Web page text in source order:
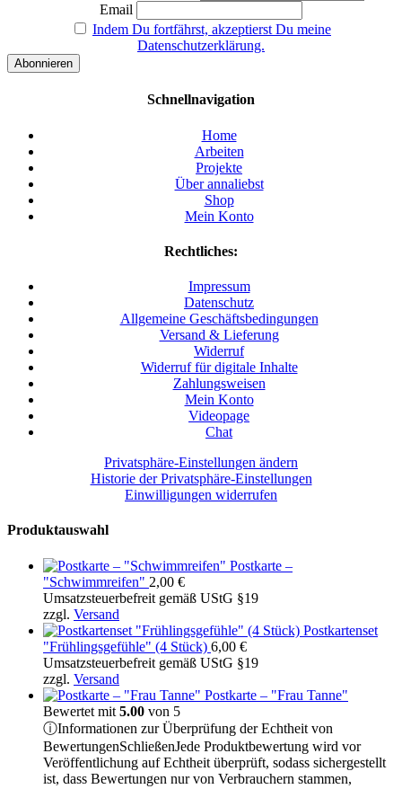
Email
Indem Du fortfährst, akzeptierst Du meine
Datenschutzerklärung.
Schnellnavigation
Home
Arbeiten
Projekte
Über annaliebst
Shop
Mein Konto
Rechtliches:
Impressum
Datenschutz
Allgemeine Geschäftsbedingungen
Versand & Lieferung
Widerruf
Widerruf für digitale Inhalte
Zahlungsweisen
Mein Konto
Videopage
Chat
Privatsphäre-Einstellungen ändern
Historie der Privatsphäre-Einstellungen
Einwilligungen widerrufen
Produktauswahl
Postkarte –
"Schwimmreifen" 2,00 €
Umsatzsteuerbefreit gemäß UStG §19
zzgl. Versand
Postkartenset
"Frühlingsgefühle" (4 Stück) 6,00 €
Umsatzsteuerbefreit gemäß UStG §19
zzgl. Versand
Postkarte – "Frau Tanne"
Bewertet mit 5.00 von 5
ⓘInformationen zur Überprüfung der Echtheit von
BewertungenSchließenJede Produktbewertung wird vor
Veröffentlichung auf Echtheit überprüft, sodass sichergestellt
ist, dass Bewertungen nur von Verbrauchern stammen,